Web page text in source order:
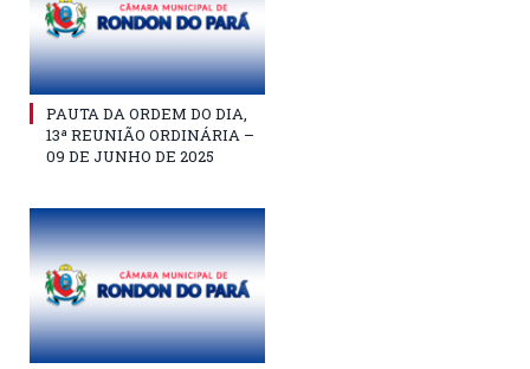
PAUTA DA ORDEM DO DIA,
13ª REUNIÃO ORDINÁRIA –
09 DE JUNHO DE 2025